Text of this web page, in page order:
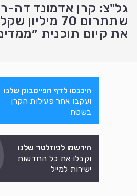
גל"צ: קרן אדמונד דה-
שתתרום 70
את קיום תוכנית
היכנסו לדף הפייסבוק שלנו
ועקבו אחר פעילות הקרן
בשטח
הירשמו לניוזלטר שלנו
וקבלו את כל החדשות
ישירות למייל